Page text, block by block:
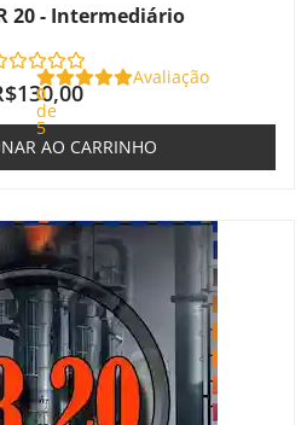
20 - Intermediário
Avaliação
0
de
5
130,00
AO CARRINHO